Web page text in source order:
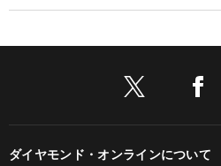
ダイヤモンド・オンラインについて